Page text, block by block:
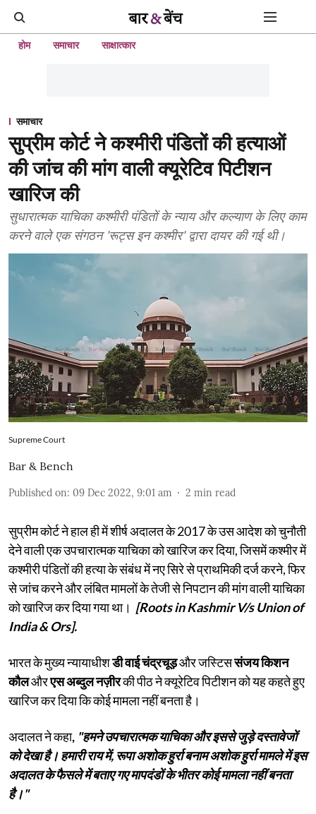
होम समाचार साक्षात्कार
समाचार
सुप्रीम कोर्ट ने कश्मीरी पंडितों की हत्याओं
की जांच की मांग वाली क्यूरेटिव पिटीशन
खारिज की
सुधारात्मक याचिका कश्मीरी पंडितों के न्याय और कल्याण के लिए काम
करने वाले एक संगठन 'रूट्स इन कश्मीर' द्वारा दायर की गई थी।
Supreme Court
Bar & Bench
Published on: 09 Dec 2022, 9:01 am 2 min read
सुप्रीम कोर्ट ने हाल ही में शीर्ष अदालत के 2017 के उस आदेश को चुनौती
देने वाली एक उपचारात्मक याचिका को खारिज कर दिया, जिसमें कश्मीर में
कश्मीरी पंडितों की हत्या के संबंध में नए सिरे से प्राथमिकी दर्ज करने, फिर
से जांच करने और लंबित मामलों के तेजी से निपटान की मांग वाली याचिका
को खारिज कर दिया गया था। [Roots in Kashmir V/s Union of
India & Ors].
भारत के मुख्य न्यायाधीशडी वाई चंद्रचूड़और जस्टिससंजय किशन
कौलऔरएस अब्दुल नज़ीरकी पीठ ने क्यूरेटिव पिटीशन को यह कहते हुए
खारिज कर दिया कि कोई मामला नहीं बनता है।
अदालत ने कहा, "हमने उपचारात्मक याचिका और इससे जुड़े दस्तावेजों
को देखा है। हमारी राय में, रूपा अशोक हुर्रा बनाम अशोक हुर्रा मामले में इस
अदालत के फैसले में बताए गए मापदंडों के भीतर कोई मामला नहीं बनता
है।"